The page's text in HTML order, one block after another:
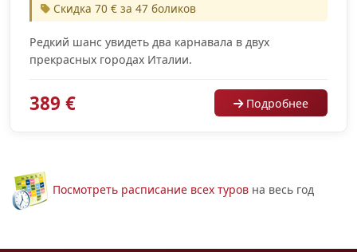
Скидка 70 € за 47 боликов
Редкий шанс увидеть два карнавала в двух
прекрасных городах Италии.
389 € Подробнее
Посмотреть расписание всех туров на весь год